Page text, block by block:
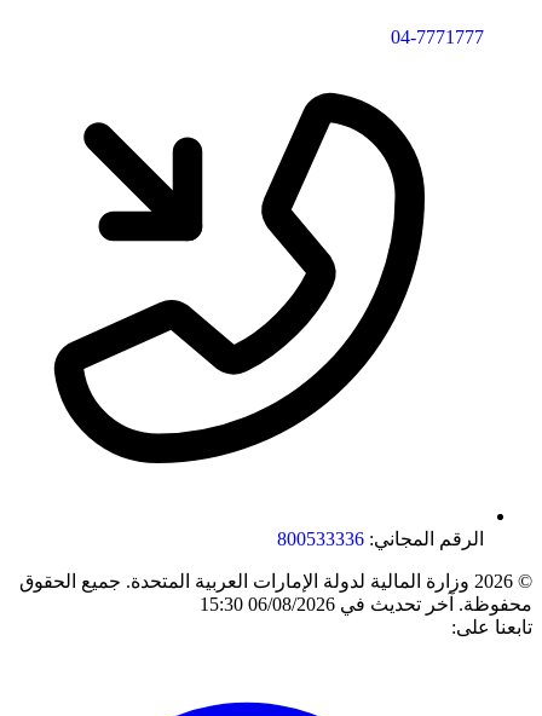
04-7771777
الرقم المجاني: 800533336
© 2026 وزارة المالية لدولة الإمارات العربية المتحدة. جميع الحقوق
محفوظة. آخر تحديث في 06/08/2026 15:30
تابعنا على: